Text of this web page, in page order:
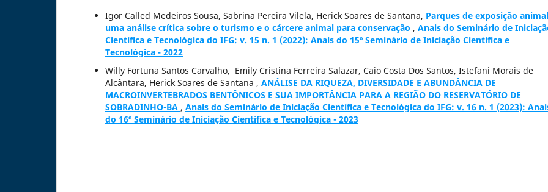
Igor Called Medeiros Sousa, Sabrina Pereira Vilela, Herick Soares de Santana, Parques de exposição
uma análise crítica sobre o turismo e o cárcere animal para conservação , Anais do Seminário de
Científica e Tecnológica do IFG: v. 15 n. 1 (2022): Anais do 15º Seminário de Iniciação Científica e
Tecnológica - 2022
Willy Fortuna Santos Carvalho, Emily Cristina Ferreira Salazar, Caio Costa Dos Santos, Istefani Morais de
Alcântara, Herick Soares de Santana , ANÁLISE DA RIQUEZA, DIVERSIDADE E ABUNDÂNCIA DE
MACROINVERTEBRADOS BENTÔNICOS E SUA IMPORTÂNCIA PARA A REGIÃO DO RESERVATÓRIO DE
SOBRADINHO-BA , Anais do Seminário de Iniciação Científica e Tecnológica do IFG: v. 16 n. 1 (2023):
do 16º Seminário de Iniciação Científica e Tecnológica - 2023